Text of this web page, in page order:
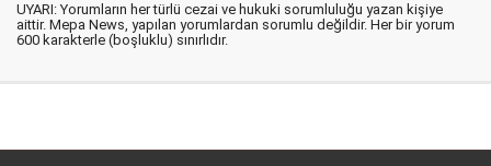
UYARI: Yorumların her türlü cezai ve hukuki sorumluluğu yazan kişiye
aittir. Mepa News, yapılan yorumlardan sorumlu değildir. Her bir yorum
600 karakterle (boşluklu) sınırlıdır.